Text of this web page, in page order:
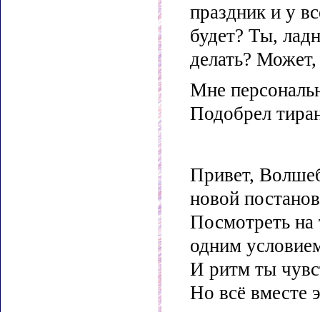
праздник и у
будет? Ты,
делать?
Мне
Подобрел
Привет,
новой
Посмотреть на
одним
И ритм ты
Но всё вместе